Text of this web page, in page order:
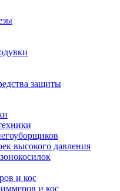
защиты
высокого давления
и кос
и кос